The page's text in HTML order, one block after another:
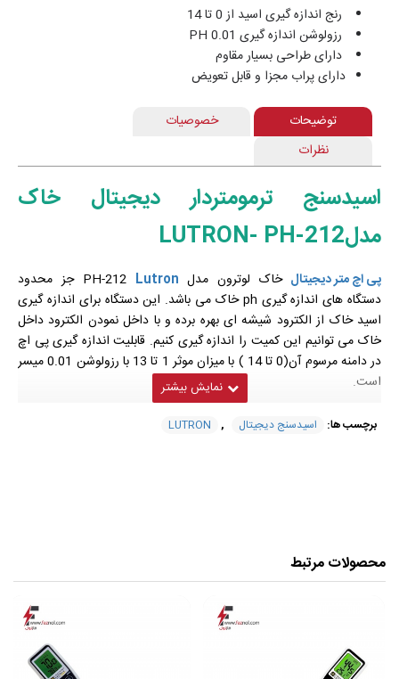
رنج اندازه گیری اسید از 0 تا 14
رزولوشن اندازه گیری 0.01 PH
دارای طراحی بسیار مقاوم
دارای پراب مجزا و قابل تعویض
توضیحات
خصوصیات
نظرات
اسیدسنج ترمومتردار دیجیتال خاک
مدلLUTRON- PH-212
پی اچ متر دیجیتال خاک لوترون مدل Lutron
PH-212 جز محدود
دستگاه های اندازه گیری ph خاک می باشد. این دستگاه برای اندازه گیری
اسید خاک از الکترود شیشه ای بهره برده و با داخل نمودن الکترود داخل
خاک می توانیم این کمیت را اندازه گیری کنیم. قابلیت اندازه گیری پی اچ
در دامنه مرسوم آن(0 تا 14 ) با میزان موثر 1 تا 13 با رزولوشن 0.01 میسر
است.
متغیراست.این دستگاه توانایی نگه داشتن داده های محاسباتی به منظور
صنعتی و آموزشی است.
ذکر خصوصیات فنی اسیدسنج دیجیتال
خاک مدل Lutron PH-212
برچسب ها: اسیدسنج دیجیتال ,
LUTRON
محصولات مرتبط